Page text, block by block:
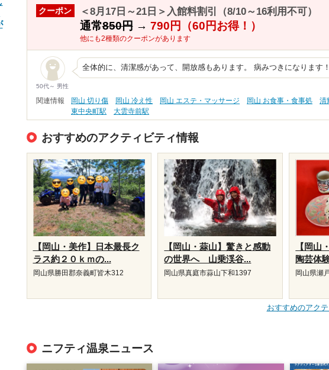
クーポン ＜8月17日～21日＞入館料割引（8/10～16利用不可）
通常850円→ 790円（60円お得！）
他にも2種類のクーポンがあります
50代～ 男性
全体的に、清潔感があって、開放感もあります。 病みつきになります！
関連情報 岡山 切り傷 岡山 冷え性 岡山 エステ・マッサージ 岡山 お食事・食事処 清
東中央町駅
大雲寺前駅
おすすめのアクティビティ情報
【岡山・美作】日本最長ク
ラス約２０ｋｍの...
岡山県勝田郡奈義町皆木312
【岡山・蒜山】驚きと感動
の世界へ 山乗渓谷...
岡山県真庭市蒜山下和1397
【岡山
陶芸体
岡山県瀬
おすすめのアク
ニフティ温泉ニュース